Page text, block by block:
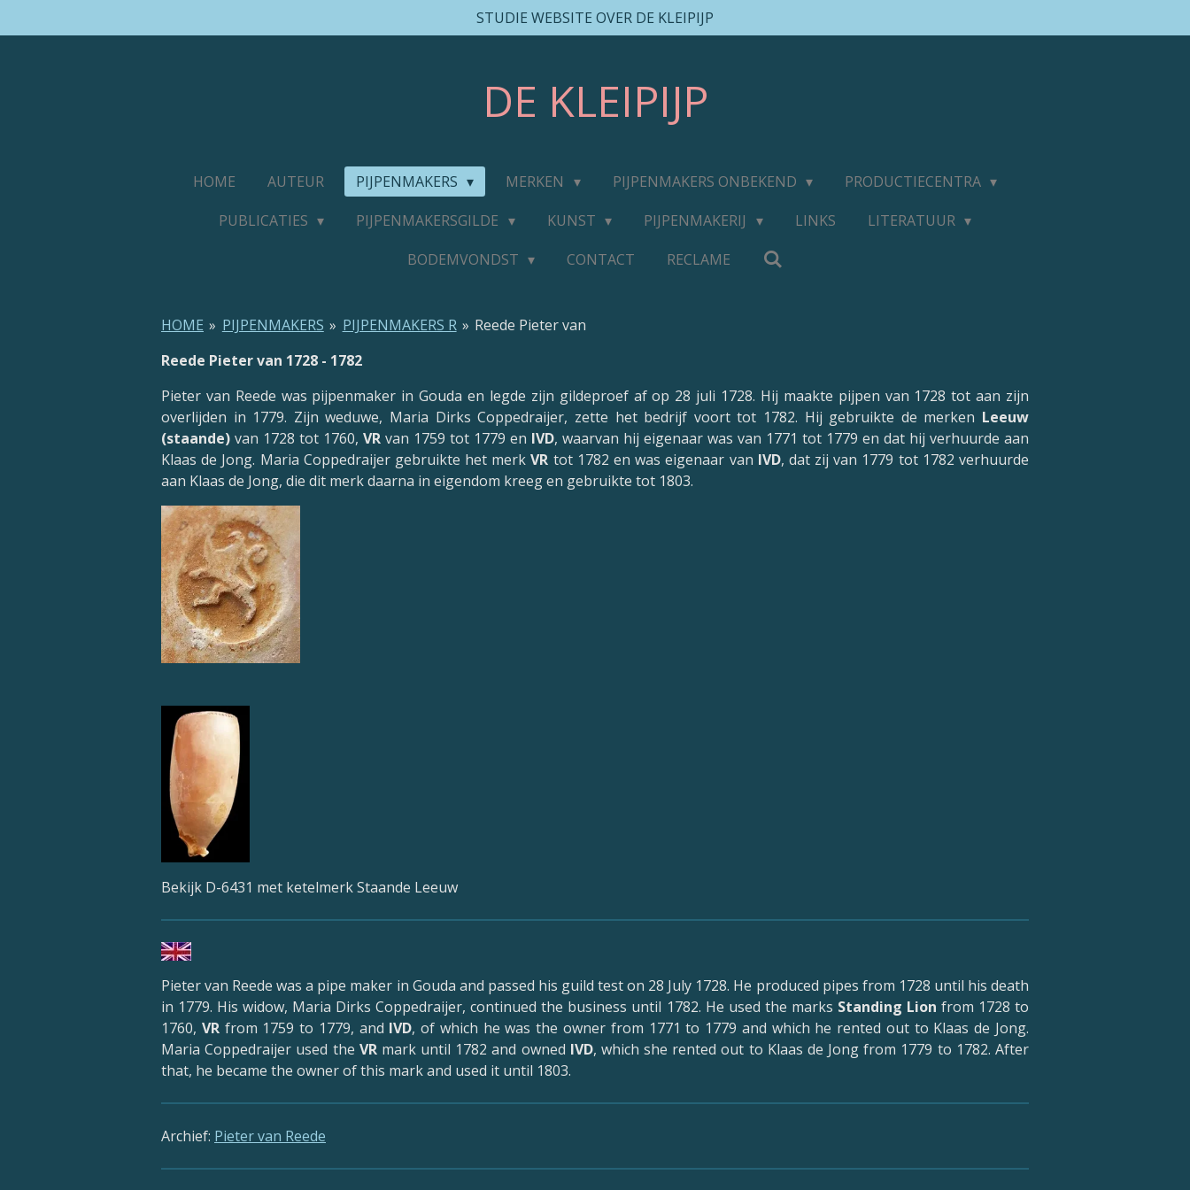
direct
STUDIE WEBSITE OVER DE KLEIPIJP
DE KLEIPIJP
HOME AUTEUR PIJPENMAKERS MERKEN PIJPENMAKERS ONBEKEND
PRODUCTIECENTRA
PUBLICATIES
PIJPENMAKERSGILDE KUNST PIJPENMAKERIJ LINKS
LITERATUUR
BODEMVONDST
CONTACT RECLAME
HOME » PIJPENMAKERS » PIJPENMAKERS R » Reede Pieter van
Reede Pieter van 1728 - 1782
Pieter van Reede was pijpenmaker in Gouda en legde zijn gildeproef af op 28 juli 1728. Hij maakte pijpen van 1728 tot aan zijn
overlijden in 1779. Zijn weduwe, Maria Dirks Coppedraijer, zette het bedrijf voort tot 1782. Hij gebruikte de merken Leeuw
(staande) van 1728 tot 1760, VR van 1759 tot 1779 en IVD, waarvan hij eigenaar was van 1771 tot 1779 en dat hij verhuurde aan
Klaas de Jong. Maria Coppedraijer gebruikte het merkVR tot 1782 en was eigenaar van IVD, dat zij van 1779 tot 1782 verhuurde
aan Klaas de Jong, die dit merk daarna in eigendom kreeg en gebruikte tot 1803.
Bekijk D-6431 met ketelmerk Staande Leeuw
Pieter van Reede was a pipe maker in Gouda and passed his guild test on 28 July 1728. He produced pipes from 1728 until his death
in 1779. His widow, Maria Dirks Coppedraijer, continued the business until 1782. He used the marks Standing Lion from 1728 to
1760, VRfrom 1759 to 1779, and IVD, of which he was the owner from 1771 to 1779 and which he rented out to Klaas de Jong.
Maria Coppedraijer used the VRmark until 1782 and owned IVD, which she rented out to Klaas de Jong from 1779 to 1782. After
that, he became the owner of this mark and used it until 1803.
Archief: Pieter van Reede